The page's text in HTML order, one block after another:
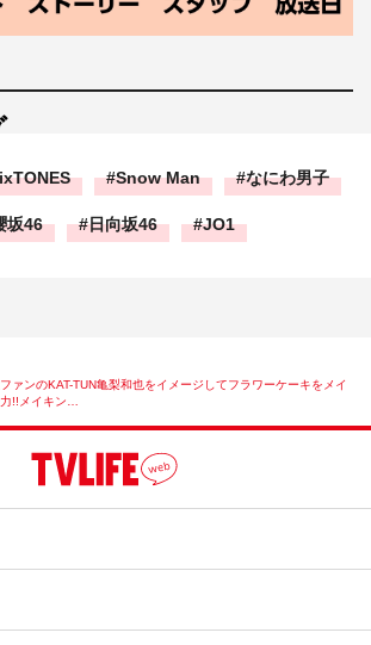
Snow Man なにわ男子
坂46 日向坂46 JO1
ァンのKAT-TUN亀梨和也をイメージしてフラワーケーキをメイ
!!メイキン…